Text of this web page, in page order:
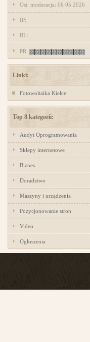
Ost. moderacja: 06 05 2026
IP:
BL:
PR:
Linki:
Fotowoltaika Kielce
Top 8 kategorii:
Audyt Oprogramowania
Sklepy internetowe
Biznes
Doradztwo
Maszyny i urządzenia
Pozycjonowanie stron
Video
Ogłoszenia